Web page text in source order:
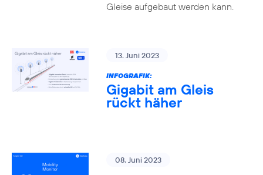
Gleise aufgebaut werden kann.
13. Juni 2023
INFOGRAFIK:
Gigabit am Gleis
rückt häher
08. Juni 2023